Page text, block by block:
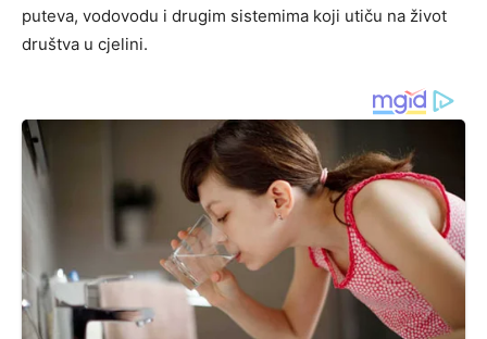
puteva, vodovodu i drugim sistemima koji utiču na život
društva u cjelini.